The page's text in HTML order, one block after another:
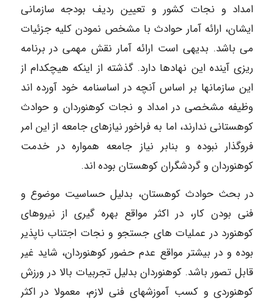
امداد و نجات کشور و تعیین ردیف بودجه سازمانی
ایشان، ارائه آمار حوادث با مشخص نمودن کلیه جزئیات
می باشد. بدیهی است ارائه آمار نقش مهمی در برنامه
ریزی آینده این نهادها دارد. گذشته از اینکه هیچکدام از
این سازمانها بر اساس آنچه در اساسنامه خود آورده اند
وظیفه مشخصی در امداد و نجات کوهنوردان و حوادث
کوهستانی ندارند، اما به فراخور نیازهای جامعه از این امر
فروگذار نبوده و بنابر نیاز جامعه همواره در خدمت
کوهنوردان و گردشگران کوهستان بوده اند.
در بحث حوادث کوهستان، بدلیل حساسیت موضوع و
فنی بودن کار، در اکثر مواقع بهره گیری از نیروهای
کوهنورد در عملیات های جستجو و نجات اجتناب ناپذیر
بوده و در بیشتر مواقع عدم حضور کوهنوردان، شاید غیر
قابل تصور باشد. کوهنوردان بدلیل تجربیات بالا در ورزش
کوهنوردی و کسب آموزشهای فنی لازم، معمولا در اکثر